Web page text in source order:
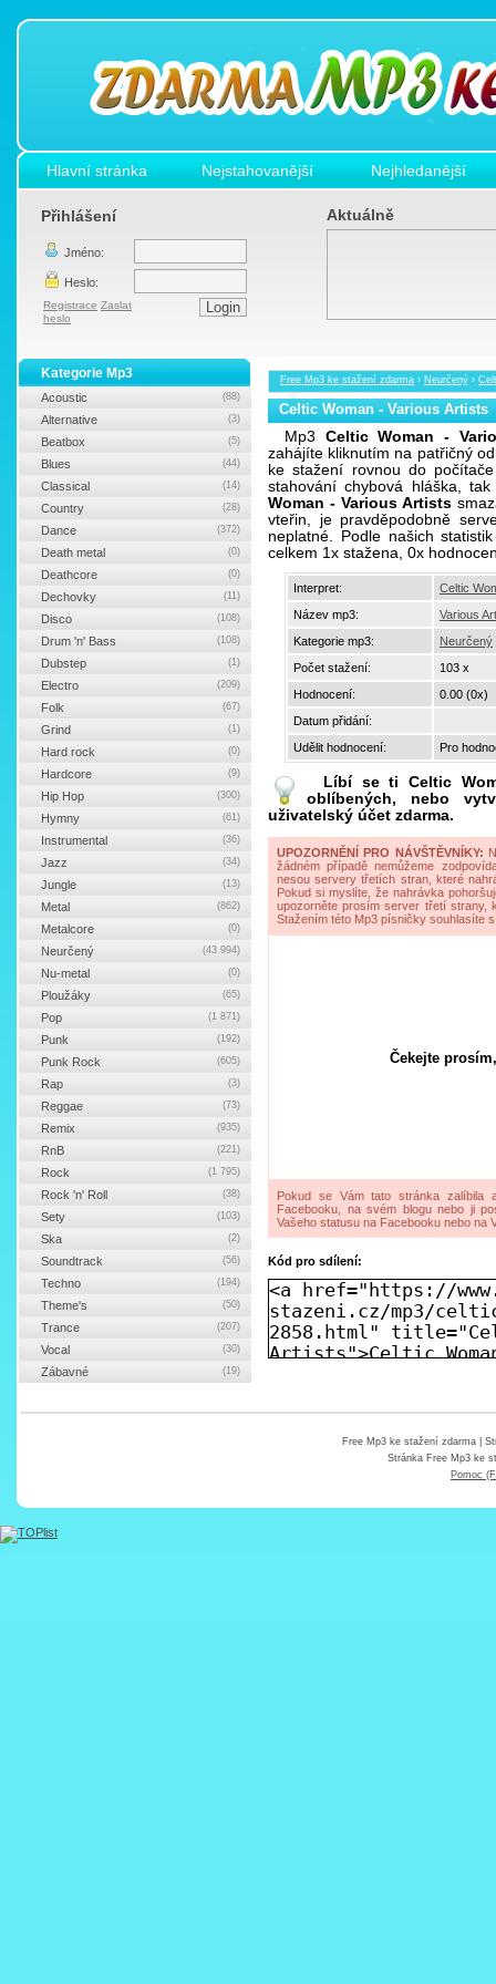
Hlavní stránka Nejstahovanější Nejhledanější
Přihlášení
Jméno:
Heslo:
Registrace Zaslat
heslo
Aktuálně
Free Mp3 ke stažení zdarma › Neurčený ›
Celtic Woman - Various Artists
Mp3 Celtic Woman -
zahájíte kliknutím na patřičný
ke stažení rovnou do
stahování chybová hláška,
Woman - Various Artists
vteřin, je pravděpodobně
neplatné. Podle našich
celkem 1x stažena, 0x
Interpret:
Celtic
Název mp3:
Various
Kategorie mp3:
Neurčený
Počet stažení:
103 x
Hodnocení:
0.00 (0x)
Datum přidání:
Udělit hodnocení:
Pro
Líbí se tiCeltic
oblíbených, nebo
uživatelský účet zdarma.
UPOZORNĚNÍ PRO NÁVŠTĚVNÍKY:
žádném případě nemůžeme
nesou servery třetích stran, které
Pokud si myslíte, že nahrávka
upozorněte prosím server třetí strany,
Stažením této Mp3 písničky souhlasíte
Čekejte
Pokud se Vám tato stránka zalíbila
Facebooku, na svém blogu nebo ji
Vašeho statusu na Facebooku nebo na
Kód pro sdílení:
Kategorie Mp3
Acoustic (88)
Alternative (3)
Beatbox (5)
Blues (44)
Classical (14)
Country (28)
Dance (372)
Death metal (0)
Deathcore (0)
Dechovky (11)
Disco (108)
Drum 'n' Bass (108)
Dubstep (1)
Electro (209)
Folk (67)
Grind (1)
Hard rock (0)
Hardcore (9)
Hip Hop (300)
Hymny (61)
Instrumental (36)
Jazz (34)
Jungle (13)
Metal (862)
Metalcore (0)
Neurčený (43 994)
Nu-metal (0)
Ploužáky (65)
Pop (1 871)
Punk (192)
Punk Rock (605)
Rap (3)
Reggae (73)
Remix (935)
RnB (221)
Rock (1 795)
Rock 'n' Roll (38)
Sety (103)
Ska (2)
Soundtrack (56)
Techno (194)
Theme's (50)
Trance (207)
Vocal (30)
Zábavné (19)
Free Mp3 ke stažení zdarma|
Stránka Free Mp3 ke
Pomoc